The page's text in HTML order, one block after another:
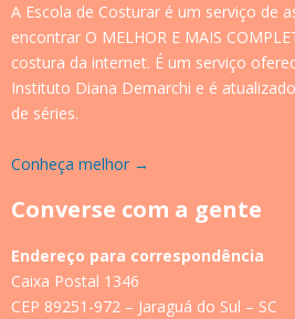
A Escola de Costurar é um serviço de
encontrar O MELHOR E MAIS
costura da internet. É um serviço
Instituto Diana Demarchi e é
de séries.
Conheça melhor →
Converse com a gente
Endereço para correspondência
Caixa Postal 1346
CEP 89251-972 – Jaraguá do Sul – SC